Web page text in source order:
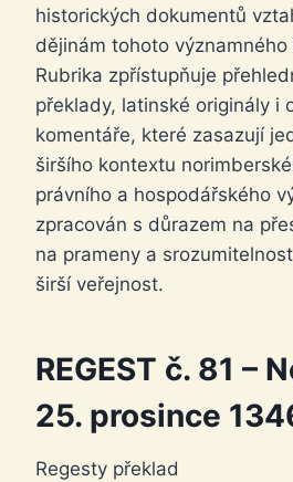
historických dokumentů
dějinám tohoto
Rubrika zpřístupňuje
překlady, latinské originály i
komentáře, které zasazují
širšího kontextu
právního a hospodářského
zpracován s důrazem na
na prameny a
širší veřejnost.
REGEST č. 81 –
25. prosince
Regesty překlad